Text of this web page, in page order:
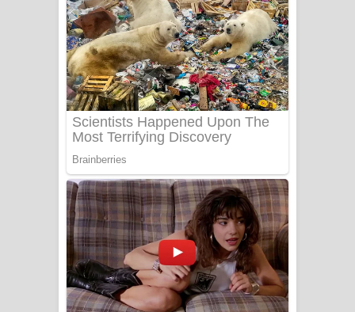
ගීතයේ පද පෙළ
Katakara Song Lyrics - කටකාර ගීතයේ
පද පෙළ
Tharu Yaye Dilena Song Lyrics - තරු
යායේ දිලෙනා ගීතයේ පද පෙළ
Ow Man Sosa Song Lyrics - ඔව් මං
සෝසා ගීතයේ පද පෙළ
Heavy Weight Song Lyrics
Aye Lanweela Song Lyrics - ආයේ
ලංවීලා ගීතයේ පද පෙළ